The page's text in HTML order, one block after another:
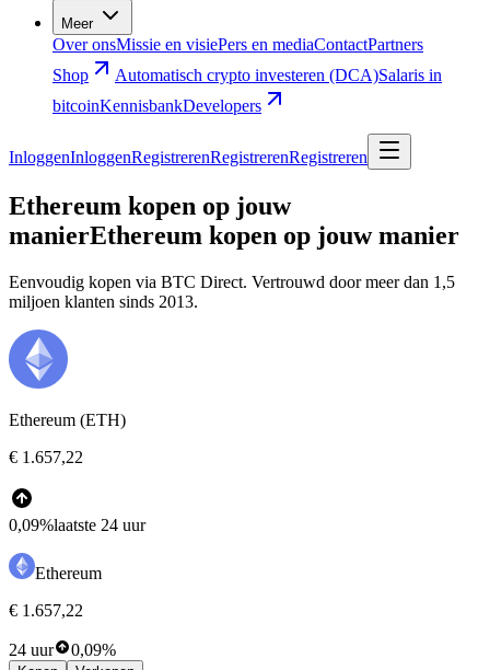
Meer
Over onsMissie en visiePers en mediaContactPartners
Shop
Automatisch crypto investeren (DCA)Salaris in
bitcoinKennisbankDevelopers
InloggenInloggenRegistrerenRegistrerenRegistreren
Ethereum kopen op jouw
manierEthereum kopen op jouw manier
Eenvoudig kopen via BTC Direct. Vertrouwd door meer dan 1,5
miljoen klanten sinds 2013.
Ethereum (ETH)
€ 1.657,22
0,09%laatste 24 uur
Ethereum
€ 1.657,22
24 uur 0,09%